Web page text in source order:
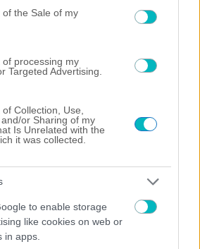
the Sale of my
processing my
Targeted Advertising.
Collection, Use,
or Sharing of my
Is Unrelated with the
it was collected.
to enable storage
like cookies on web or
in apps.
για Πινέδα στην παρουσίαση